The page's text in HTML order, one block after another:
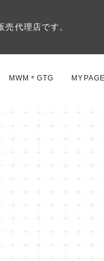
代理店です。
MWM＊GTG MYPAGE